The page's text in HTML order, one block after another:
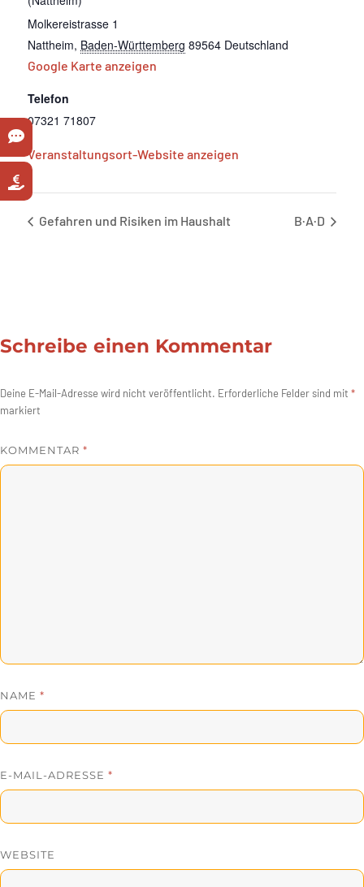
Molkereistrasse 1
Nattheim, Baden-Württemberg 89564 Deutschland
Google Karte anzeigen
Telefon
07321 71807
Veranstaltungsort-Website anzeigen
Gefahren und Risiken im Haushalt B·A·D
Schreibe einen Kommentar
Deine E-Mail-Adresse wird nicht veröffentlicht. Erforderliche Felder sind mit *
markiert
KOMMENTAR *
NAME *
E-MAIL-ADRESSE *
WEBSITE